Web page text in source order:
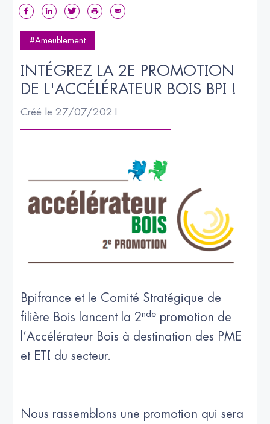
#Ameublement
INTÉGREZ LA 2E PROMOTION
DE L'ACCÉLÉRATEUR BOIS BPI !
Créé le 27/07/2021
Bpifrance et le Comité Stratégique de
filière Bois lancent la 2nde promotion de
l’Accélérateur Bois à destination des PME
et ETI du secteur.
Nous rassemblons une promotion qui sera